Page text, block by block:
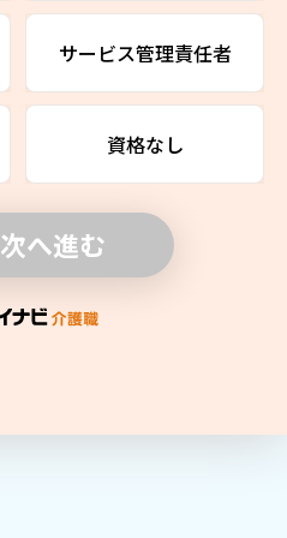
サービス管理責任者
資格なし
次へ進む